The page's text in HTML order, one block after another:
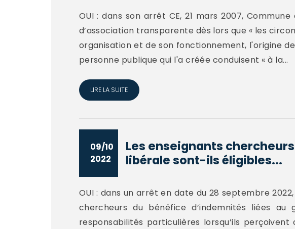
OUI : dans son arrêt CE, 21 mars 2007,
d’association transparente dès lors que « les
organisation et de son fonctionnement, l'origine
personne publique qui l'a créée conduisent « à la...
LIRE LA SUITE
09/10
2022
Les enseignants
libérale sont-ils éligibles...
OUI : dans un arrêt en date du 28 septembre
chercheurs du bénéfice d’indemnités liées
responsabilités particulières lorsqu’ils